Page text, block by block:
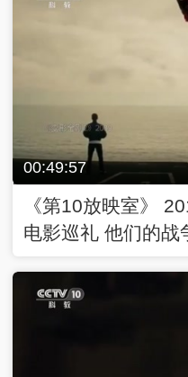
00:49:57
《第10放映室》
电影巡礼 他们的战